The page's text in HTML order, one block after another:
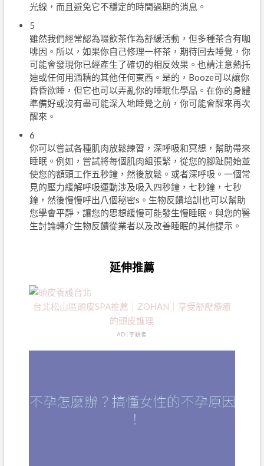
光線，而且避免它不穩定的時間過期的消息。
5
雖然我們經常認為啜飲茶作為舒緩活動，但多種茶含有咖
啡因。所以，如果你自己修理一杯茶，期待回去睡覺，你
可能會發現你已經產生了確切的相反效果。也請注意熱托
迪或任何用酒精的其他任何東西。是的，Booze可以讓你
昏昏欲睡，但它也可以弄亂你的睡眠化學品。在你的身體
準備好或沒有盡可能深入地睡覺之前，你可能會醒來再次
醒來。
6
你可以嘗試各種肌肉放鬆練習，深呼吸和冥想，幫助帶來
睡眠。例如，嘗試將每個肌肉組張緊，從您的腳趾開始並
使您的額頭工作五秒鐘，然後放鬆。或者深呼吸。一個常
見的壓力緩解呼吸運動涉及吸入四秒鐘，七秒鐘，七秒
鐘，然後慢慢呼出八個秘密s。生物反饋培訓也可以幫助
您學會平靜，讓您的思想緩慢可能發生慢睡眠。與您的醫
生討論轉介生物反饋從業者以及改善睡眠的其他提示。
延伸推薦
台北松山區頭皮SPA推薦｜ZOHAN｜享受舒壓療癒
的頭皮護理
AD | 字耕者